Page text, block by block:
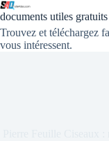
documents utiles gratuits
Trouvez et téléchargez
vous intéressent.